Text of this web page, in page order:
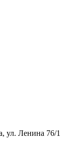
ул. Ленина 76/1